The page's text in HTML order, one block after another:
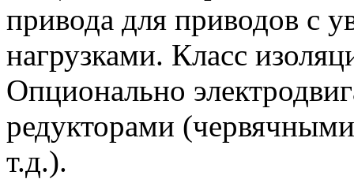
привода для приводов с
нагрузками. Класс
Опционально
редукторами
т.д.).